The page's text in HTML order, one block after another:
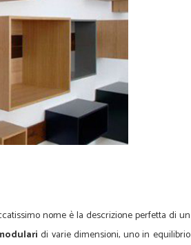
nome è la descrizione perfetta di un
di varie dimensioni, uno in equilibrio